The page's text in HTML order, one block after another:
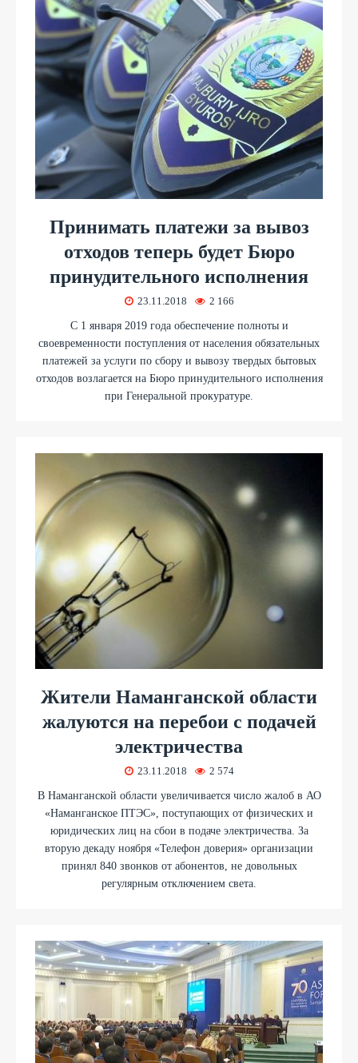
Принимать платежи за вывоз
отходов теперь будет Бюро
принудительного исполнения
23.11.2018 2 166
С 1 января 2019 года обеспечение полноты и
своевременности поступления от населения обязательных
платежей за услуги по сбору и вывозу твердых бытовых
отходов возлагается на Бюро принудительного исполнения
при Генеральной прокуратуре.
Жители Наманганской области
жалуются на перебои с подачей
электричества
23.11.2018 2 574
В Наманганской области увеличивается число жалоб в АО
«Наманганское ПТЭС», поступающих от физических и
юридических лиц на сбои в подаче электричества. За
вторую декаду ноября «Телефон доверия» организации
принял 840 звонков от абонентов, не довольных
регулярным отключением света.